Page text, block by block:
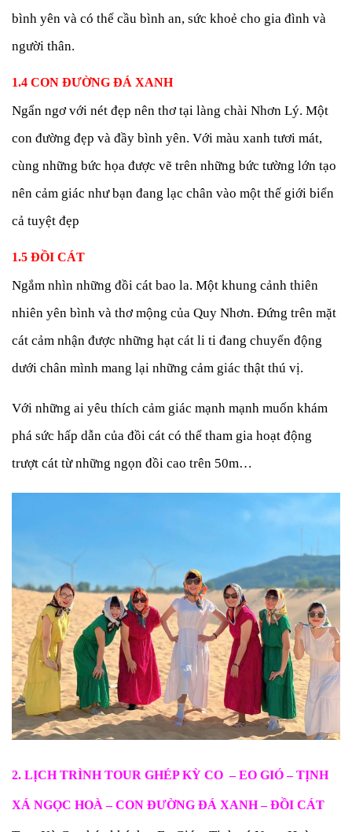
bình yên và có thể cầu bình an, sức khoẻ cho gia đình và
người thân.
1.4 CON ĐƯỜNG ĐÁ XANH
Ngẩn ngơ với nét đẹp nên thơ tại làng chài Nhơn Lý. Một
con đường đẹp và đầy bình yên. Với màu xanh tươi mát,
cùng những bức họa được vẽ trên những bức tường lớn tạo
nên cảm giác như bạn đang lạc chân vào một thế giới biển
cả tuyệt đẹp
1.5 ĐỒI CÁT
Ngắm nhìn những đồi cát bao la. Một khung cảnh thiên
nhiên yên bình và thơ mộng của Quy Nhơn. Đứng trên mặt
cát cảm nhận được những hạt cát li ti đang chuyển động
dưới chân mình mang lại những cảm giác thật thú vị.
Với những ai yêu thích cảm giác mạnh mạnh muốn khám
phá sức hấp dẫn của đồi cát có thể tham gia hoạt động
trượt cát từ những ngọn đồi cao trên 50m…
2. LỊCH TRÌNHTOUR GHÉP KỲ CO – EO GIÓ – TỊNH
XÁ NGỌC HOÀ – CON ĐƯỜNG ĐÁ XANH – ĐỒI CÁT